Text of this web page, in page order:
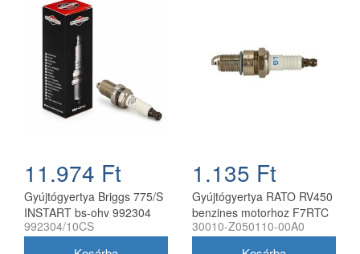
11.974 Ft
Gyújtógyertya Briggs 775/S
INSTART bs-ohv 992304
992304/10CS
1.135 Ft
Gyújtógyertya RATO RV450
benzines motorhoz F7RTC
30010-Z050110-00A0